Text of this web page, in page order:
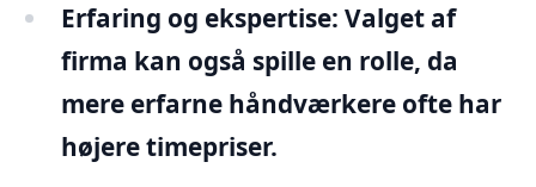
Erfaring og ekspertise: Valget af
firma kan også spille en rolle, da
mere erfarne håndværkere ofte har
højere timepriser.